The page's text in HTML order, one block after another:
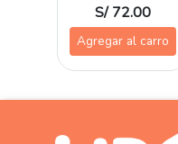
S/ 72.00
Agregar al carro